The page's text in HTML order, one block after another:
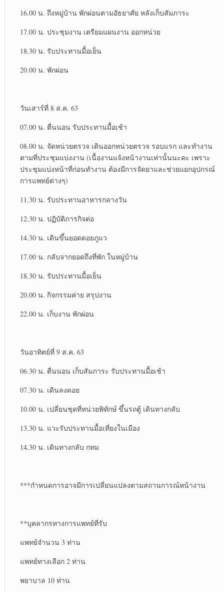
16.00 น. ถึงหมู่บ้าน พักผ่อน​ตามอัธยาศัย​ หลังเก็บสัมภาระ​
17.00 น. ประชุมงาน เตรียมแผนงาน ออกหน่วย
18.30 น. รับประทาน​มื้อเย็น​
20.00 น. พักผ่อน​
วันเสาร์​ที่ 8 ส.ค. 63
07.00 น. ตื่นนอน รับประทาน​มื้อเช้า
08.00 น. จัดหน่วยตรวจ เดินออกหน่วยตรวจ รอบแรก และทำงาน
ตามที่ประชุมแบ่งงาน (เนื้องานแจ้งหน้างานเท่านั้นนะคะ เพราะ
ประชุมแบ่งหน้าที่ก่อนทำงาน ต้องมีการจัดยาและช่วยแยกอุปกรณ์​
การแพทย์​ต่างๆ)​
11.30 น. รับประทาน​อาหารกลางวัน​
12.30 น. ปฏิบัติ​ภารกิจ​ต่อ
14.30 น. เดินขึ้นยอดดอยภูแว
17.00 น. กลับจากยอดถึงที่พัก ในหมู่บ้าน​
18.30 น. รับประทาน​มื้อเย็น​
20.00 น. กิจกรรมค่าย สรุปงาน
22.00 น. เก็บงาน พักผ่อน
วันอาทิตย์​ที่ 9 ส.ค. 63
06.30 น. ตื่นนอน เก็บสัมภาระ​ รับประทาน​มื้อเช้า
07.30 น. เดินลงดอย
10.00 น. เปลี่ยนชุดที่หน่วยพิทักษ์​ ขึ้นรถตู้ เดินทางกลับ
13.30 น. แวะรับประทาน​มื้อเที่ยงในเมือง
14.30 น. เดินทางกลับ กทม
***กำหนดการ​อาจ​มี​การเปลี่ยนแปลง​ตามสถานการณ์​หน้างาน
**บุคลากร​ทาง​การแพทย์​ที่รับ
แพทย์​จำนวน 3 ท่าน
แพทย์​ทางเลือก​ 2 ท่าน
พยาบาล 10 ท่าน